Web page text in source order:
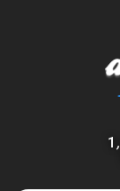
1 ,